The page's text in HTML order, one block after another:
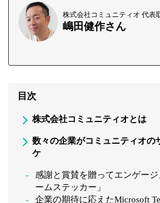
株式会社コミュニティオ 代表
嶋田健作さん
目次
株式会社コミュニティオとは
数々の企業がコミュニティオの
ケ
感謝と賞賛を贈ってエンゲー
ームステッカー」
企業の期待に応えたMicrosoft